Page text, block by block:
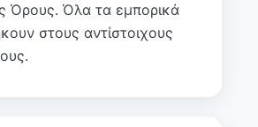
Όρους. Όλα τα εμπορικά
στους αντίστοιχους